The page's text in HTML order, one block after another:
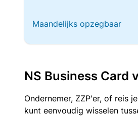
Maandelijks opzegbaar
NS Business Card
Ondernemer, ZZP'er, of reis
kunt eenvoudig wisselen